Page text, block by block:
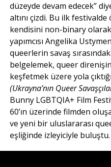
düzeyde devam edecek”
altını çizdi. Bu ilk
kendisini non-binary olarak
yapımcısı Angelika
queerlerin savaş
belgelemek, queer
keşfetmek üzere yola çıktığı
(Ukrayna’nın Queer
Bunny LGBTQIA+ Film
60’ın üzerinde filmden
ve yeni bir uluslararası
eşliğinde izleyiciyle buluştu.